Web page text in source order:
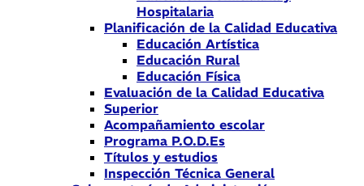
Hospitalaria
Planificación de la Calidad Educativa
Educación Artística
Educación Rural
Educación Física
Evaluación de la Calidad Educativa
Superior
Acompañamiento escolar
Programa P.O.D.Es
Títulos y estudios
Inspección Técnica General